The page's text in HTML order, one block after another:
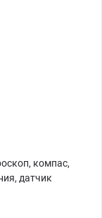
компас,
датчик